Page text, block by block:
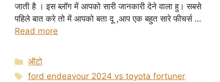
जाती है । इस ब्लॉग में आपको सारी जानकारी देने वाला हु। सबसे
पहिले बात करे तो में आपको बता दू ,आप एक बहुत सारे फीचर्स …
Read more
Categories
ऑटो
Tags
ford endeavour 2024 vs toyota fortuner,